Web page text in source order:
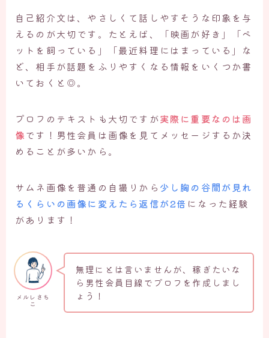
自己紹介文は、やさしくて話しやすそうな印象を与
えるのが大切です。たとえば、「映画が好き」「ペ
ットを飼っている」「最近料理にはまっている」な
ど、相手が話題をふりやすくなる情報をいくつか書
いておくと◎。
プロフのテキストも大切ですが実際に重要なのは画
像です！男性会員は画像を見てメッセージするか決
めることが多いから。
サムネ画像を普通の自撮りから 少し胸の谷間が見れ
るくらいの画像に変えたら返信が2倍 になった経験
があります！
メルレさち
こ
無理にとは言いませんが、稼ぎたいな
ら男性会員目線でプロフを作成しまし
ょう！